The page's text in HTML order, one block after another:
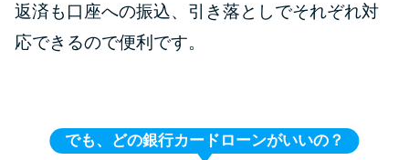
返済も口座への振込、引き落としでそれぞれ対
応できるので便利です。
でも、どの銀行カードローンがいいの？